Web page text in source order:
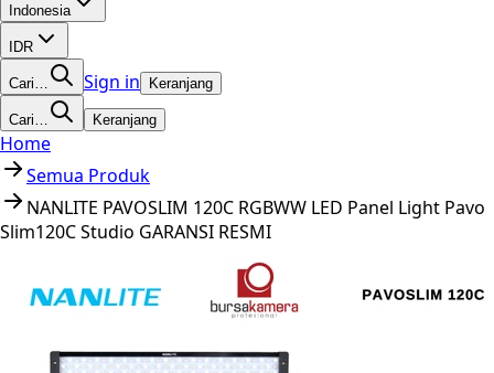
Indonesia
IDR
Cari… Sign in Keranjang
Cari… Keranjang
Home
Semua Produk
NANLITE PAVOSLIM 120C RGBWW LED Panel Light Pavo
Slim120C Studio GARANSI RESMI